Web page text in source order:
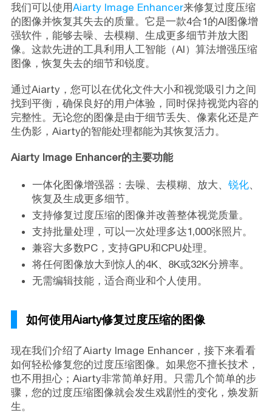
我们可以使用Aiarty Image Enhancer来修复过度压缩
的图像并恢复其失去的质量。它是一款4合1的AI图像增
强软件，能够去噪、去模糊、生成更多细节并放大图
像。这款先进的工具利用人工智能（AI）算法增强压缩
图像，恢复失去的细节和锐度。
通过Aiarty，您可以在优化文件大小和视觉吸引力之间
找到平衡，确保良好的用户体验，同时保持视觉内容的
完整性。无论您的图像是由于细节丢失、像素化还是产
生伪影，Aiarty的智能处理都能为其恢复活力。
Aiarty Image Enhancer的主要功能
一体化图像增强器：去噪、去模糊、放大、 锐化、
恢复及生成更多细节。
支持修复过度压缩的图像并改善整体视觉质量。
支持批量处理，可以一次处理多达1,000张照片。
兼容大多数PC，支持GPU和CPU处理。
将任何图像放大到惊人的4K、8K或32K分辨率。
无需编辑技能，适合商业和个人使用。
如何使用Aiarty修复过度压缩的图像
现在我们介绍了Aiarty Image Enhancer，接下来看看
如何轻松修复您的过度压缩图像。如果您不擅长技术，
也不用担心；Aiarty非常简单好用。只需几个简单的步
骤，您的过度压缩图像就会发生戏剧性的变化，焕发新
生。